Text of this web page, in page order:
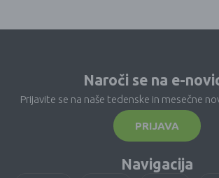
Naroči se na e-
Prijavite se na naše tedenske in mesečne
PRIJAVA
Navigacija